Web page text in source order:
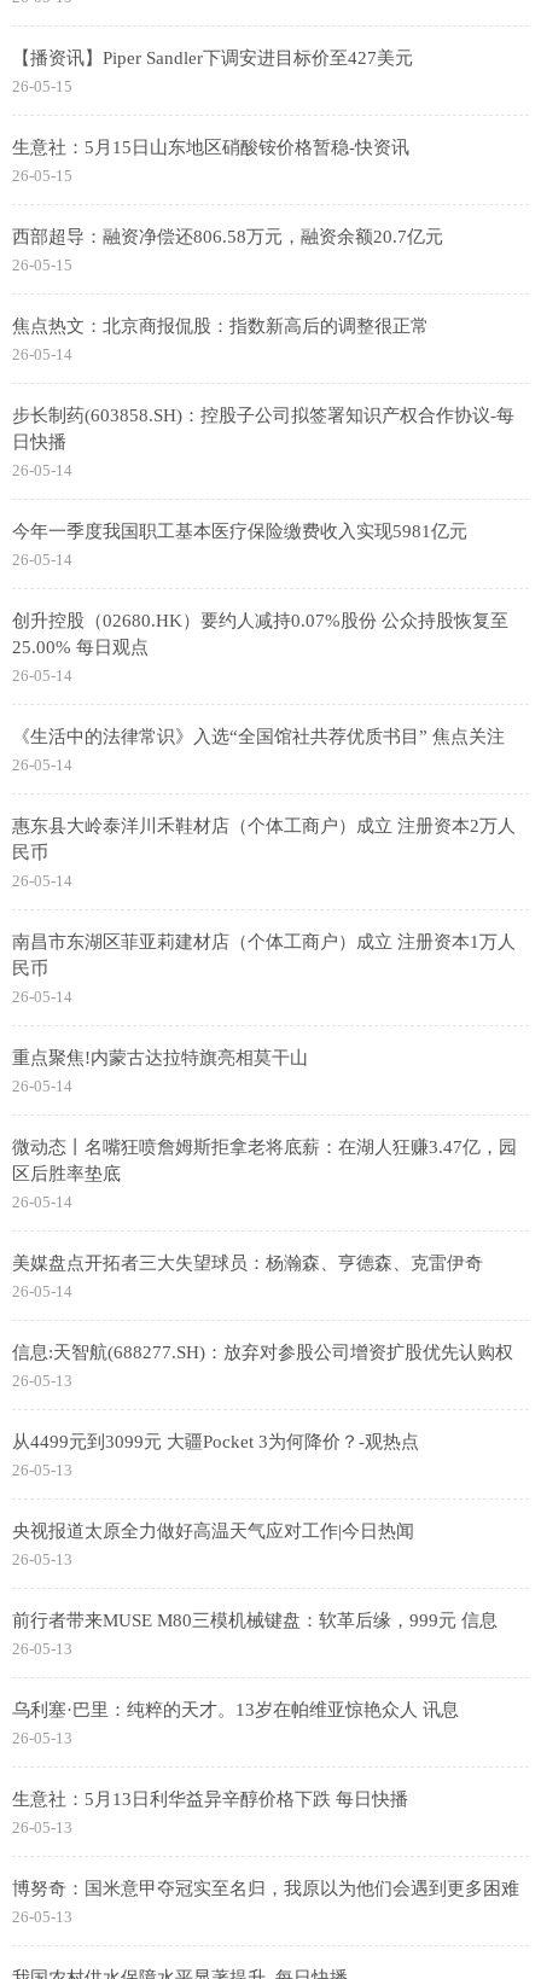
【播资讯】Piper Sandler下调安进目标价至427美元
26-05-15
生意社：5月15日山东地区硝酸铵价格暂稳-快资讯
26-05-15
西部超导：融资净偿还806.58万元，融资余额20.7亿元
26-05-15
焦点热文：北京商报侃股：指数新高后的调整很正常
26-05-14
步长制药(603858.SH)：控股子公司拟签署知识产权合作协议-每
日快播
26-05-14
今年一季度我国职工基本医疗保险缴费收入实现5981亿元
26-05-14
创升控股（02680.HK）要约人减持0.07%股份 公众持股恢复至
25.00% 每日观点
26-05-14
《生活中的法律常识》入选“全国馆社共荐优质书目” 焦点关注
26-05-14
惠东县大岭泰洋川禾鞋材店（个体工商户）成立 注册资本2万人
民币
26-05-14
南昌市东湖区菲亚莉建材店（个体工商户）成立 注册资本1万人
民币
26-05-14
重点聚焦!内蒙古达拉特旗亮相莫干山
26-05-14
微动态丨名嘴狂喷詹姆斯拒拿老将底薪：在湖人狂赚3.47亿，园
区后胜率垫底
26-05-14
美媒盘点开拓者三大失望球员：杨瀚森、亨德森、克雷伊奇
26-05-14
信息:天智航(688277.SH)：放弃对参股公司增资扩股优先认购权
26-05-13
从4499元到3099元 大疆Pocket 3为何降价？-观热点
26-05-13
央视报道太原全力做好高温天气应对工作|今日热闻
26-05-13
前行者带来MUSE M80三模机械键盘：软革后缘，999元 信息
26-05-13
乌利塞·巴里：纯粹的天才。13岁在帕维亚惊艳众人 讯息
26-05-13
生意社：5月13日利华益异辛醇价格下跌 每日快播
26-05-13
博努奇：国米意甲夺冠实至名归，我原以为他们会遇到更多困难
26-05-13